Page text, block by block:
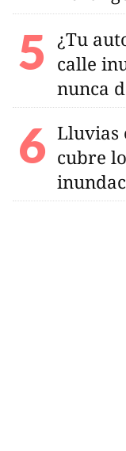
¿Tu
calle
nunca
Lluvias
cubre